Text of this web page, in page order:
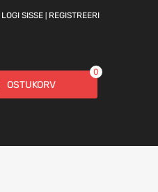
LOGI SISSE REGISTREERI
OSTUKORV
0